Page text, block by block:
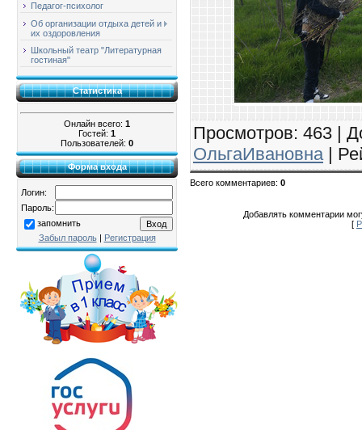
Педагог-психолог
Об организации отдыха детей и
их оздоровления
Школьный театр "Литературная
гостиная"
Статистика
Онлайн всего: 1
Гостей: 1
Пользователей: 0
Форма входа
Логин:
Пароль:
запомнить
Забыл пароль| Регистрация
Просмотров: 463 |
ОльгаИвановна |
Всего комментариев: 0
Добавлять комментарии
[